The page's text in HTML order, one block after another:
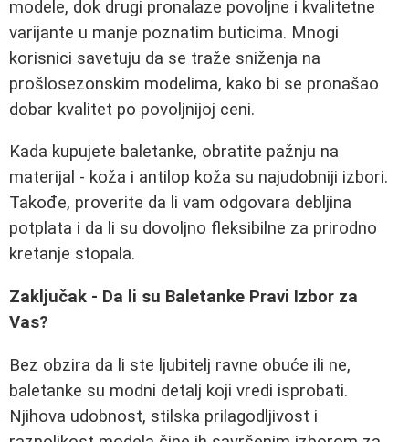
modele, dok drugi pronalaze povoljne i kvalitetne
varijante u manje poznatim buticima. Mnogi
korisnici savetuju da se traže sniženja na
prošlosezonskim modelima, kako bi se pronašao
dobar kvalitet po povoljnijoj ceni.
Kada kupujete baletanke, obratite pažnju na
materijal - koža i antilop koža su najudobniji izbori.
Takođe, proverite da li vam odgovara debljina
potplata i da li su dovoljno fleksibilne za prirodno
kretanje stopala.
Zaključak - Da li su Baletanke Pravi Izbor za
Vas?
Bez obzira da li ste ljubitelj ravne obuće ili ne,
baletanke su modni detalj koji vredi isprobati.
Njihova udobnost, stilska prilagodljivost i